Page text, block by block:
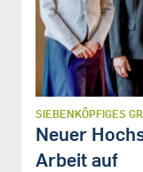
SIEBENKÖPFIGES
Neuer
Arbeit auf